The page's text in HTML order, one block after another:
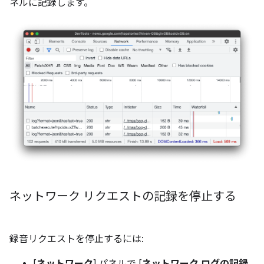
ネルに記録します。
ネットワーク リクエストの記録を停止する
録音リクエストを停止するには: